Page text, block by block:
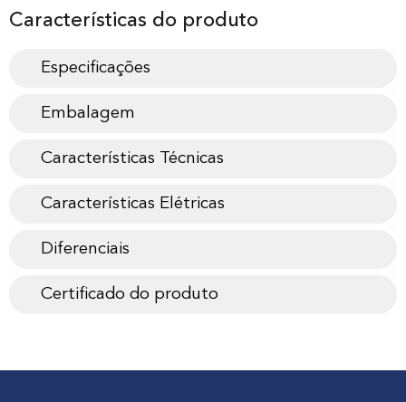
Características do produto
Especificações
Embalagem
Características Técnicas
Características Elétricas
Diferenciais
Certificado do produto